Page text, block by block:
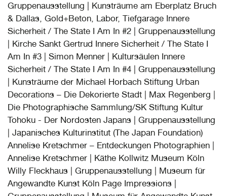
Gruppenausstellung | Kunsträume am Eberplatz Bruch
& Dallas, Gold+Beton, Labor, Tiefgarage Innere
Sicherheit / The State I Am In #2 | Gruppenausstellung
| Kirche Sankt Gertrud Innere Sicherheit / The State I
Am In #3 | Simon Menner | Kultursäulen Innere
Sicherheit / The State I Am In #4 | Gruppenausstellung
| Kunsträume der Michael Horbach Stiftung Urban
Decorations – Die Dekorierte Stadt | Max Regenberg |
Die Photographische Sammlung/SK Stiftung Kultur
Tohoku - Der Nordosten Japans | Gruppenausstellung
| Japanisches Kulturinstitut (The Japan Foundation)
Annelise Kretschmer – Entdeckungen Photographien |
Annelise Kretschmer | Käthe Kollwitz Museum Köln
Willy Fleckhaus | Gruppenausstellung | Museum für
Angewandte Kunst Köln Page Impressions |